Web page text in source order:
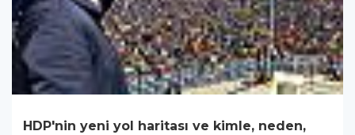
HDP'nin yeni yol haritası ve kimle, neden,